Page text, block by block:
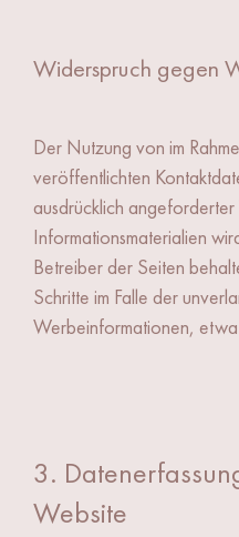
Widerspruch gegen
Der Nutzung von im
veröffentlichten
ausdrücklich
Informationsmaterialien
Betreiber der Seiten
Schritte im Falle der
Werbeinformationen,
3.
Website